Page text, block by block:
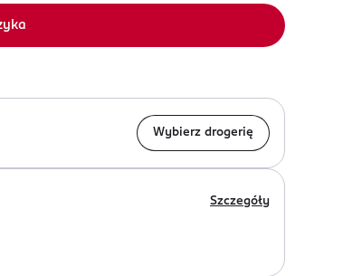
Wybierz drogerię
Szczegóły